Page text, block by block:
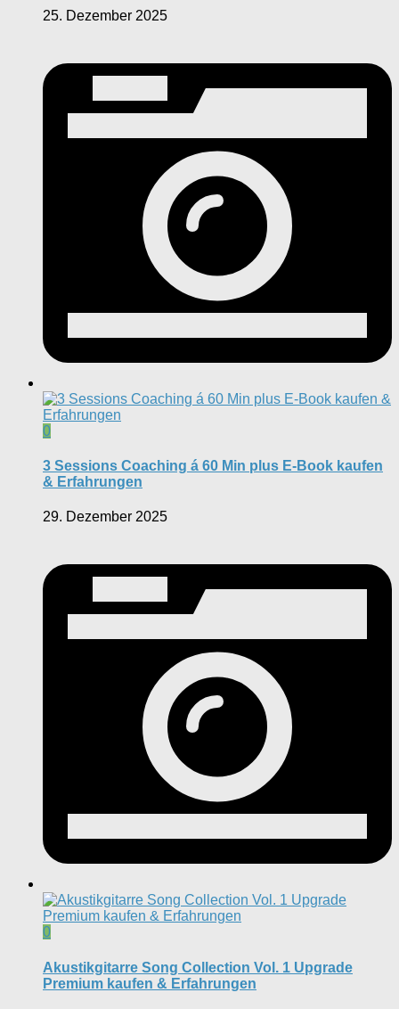
25. Dezember 2025
0
3 Sessions Coaching á 60 Min plus E-Book kaufen
& Erfahrungen
29. Dezember 2025
0
Akustikgitarre Song Collection Vol. 1 Upgrade
Premium kaufen & Erfahrungen